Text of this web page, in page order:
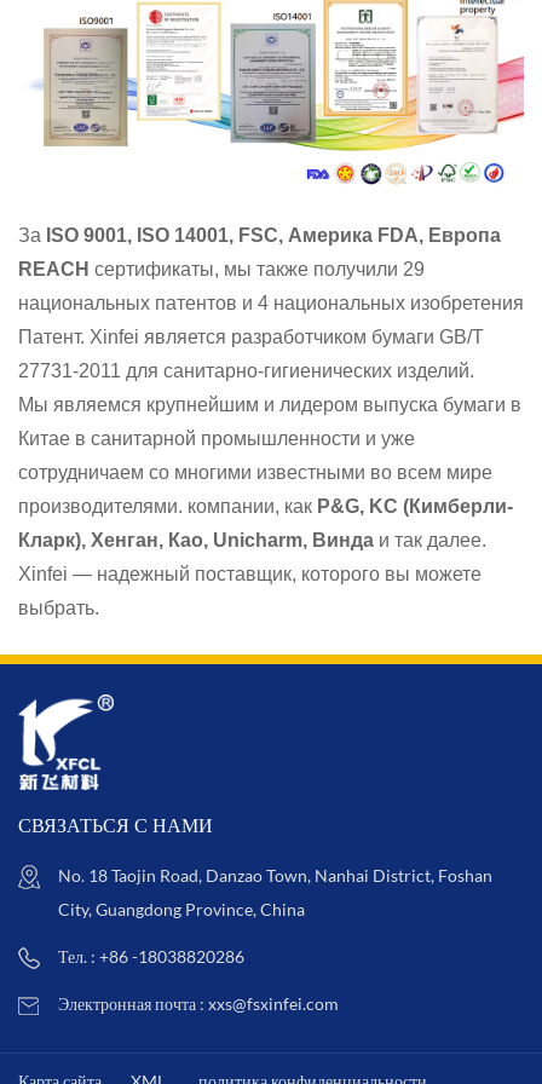
За ISO 9001, ISO 14001, FSC, Америка FDA, Европа
REACH сертификаты, мы также получили 29
национальных патентов и 4 национальных изобретения
Патент. Xinfei является разработчиком бумаги GB/T
27731-2011 для санитарно-гигиенических изделий.
Мы являемся крупнейшим и лидером выпуска бумаги в
Китае в санитарной промышленности и уже
сотрудничаем со многими известными во всем мире
производителями. компании, как P&G, KC (Кимберли-
Кларк), Хенган, Као, Unicharm, Винда и так далее.
Xinfei — надежный поставщик, которого вы можете
выбрать.
СВЯЗАТЬСЯ С НАМИ
No. 18 Taojin Road, Danzao Town, Nanhai District, Foshan
City, Guangdong Province, China
Тел. : +86 -18038820286
Электронная почта : xxs@fsxinfei.com